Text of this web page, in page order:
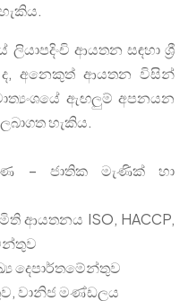
ආයතන සඳහා ශ්‍රී
අනෙකුත් ආයතන විසින්
ඇඟලුම් අපනයන
හැකිය.
– ජාතික මැණික් හා
ආයතනය ISO, HACCP,
දෙපාර්තමේන්තුව
වානිජ මණ්ඩලය